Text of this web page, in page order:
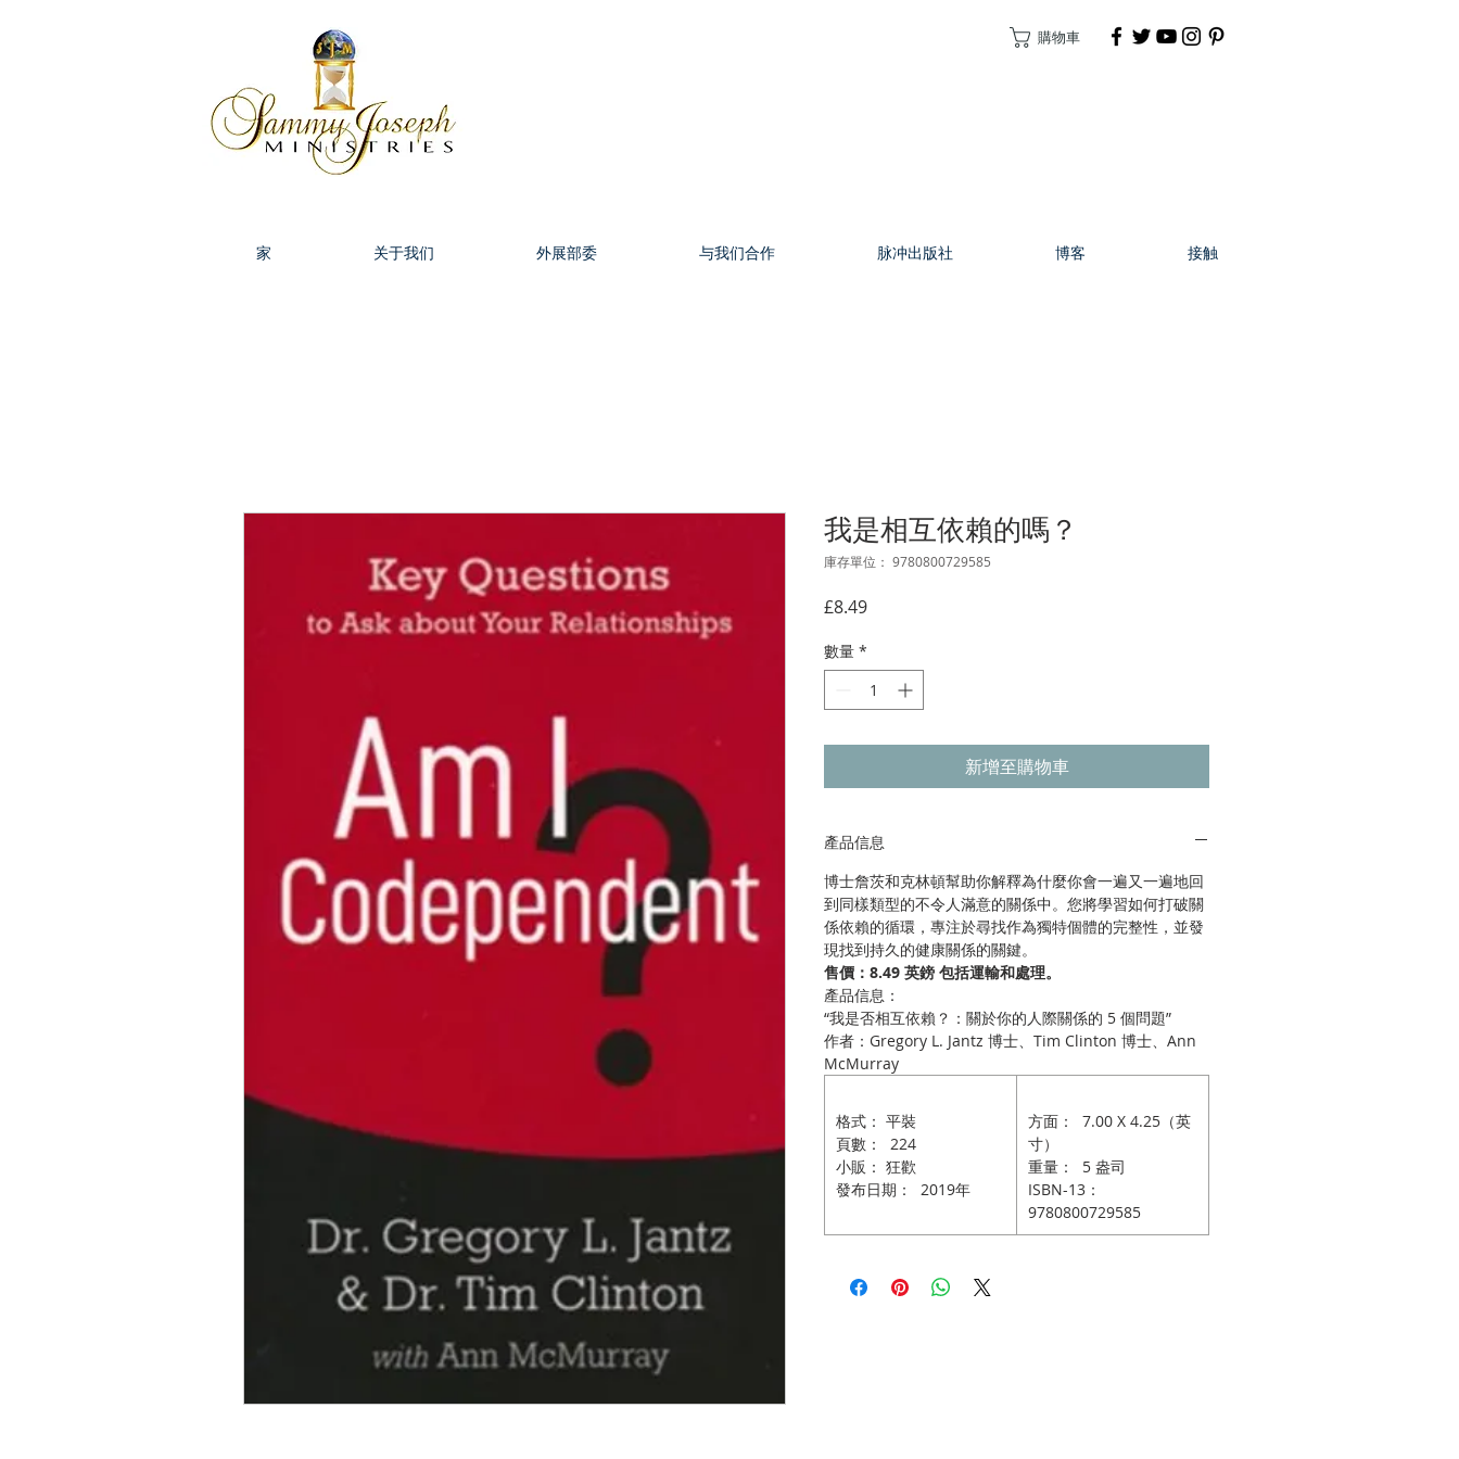
購物車
家 关于我们 外展部委 与我们合作 脉冲出版社 博客 接触
我是相互依賴的嗎？
庫存單位： 9780800729585
£8.49價
數量 *
新增至購物車
產品信息
博士詹茨和克林頓幫助你解釋為什麼你會一遍又一遍地回
到同樣類型的不令人滿意的關係中。您將學習如何打破關
係依賴的循環，專注於尋找作為獨特個體的完整性，並發
現找到持久的健康關係的關鍵。
售價：8.49 英鎊 包括運輸和處理。
產品信息：
“我是否相互依賴？：關於你的人際關係的 5 個問題”
作者：Gregory L. Jantz 博士、Tim Clinton 博士、Ann
McMurray
格式： 平裝
頁數： 224
小販： 狂歡
發布日期： 2019年
方面： 7.00 X 4.25（英
寸）
重量： 5 盎司
ISBN-13：
9780800729585